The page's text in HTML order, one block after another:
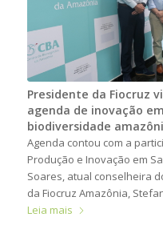
Presidente da Fiocruz
agenda de inovação
biodiversidade
Agenda contou com a
Produção e Inovação em
Soares, atual conselheira
da Fiocruz Amazônia,
Leia mais